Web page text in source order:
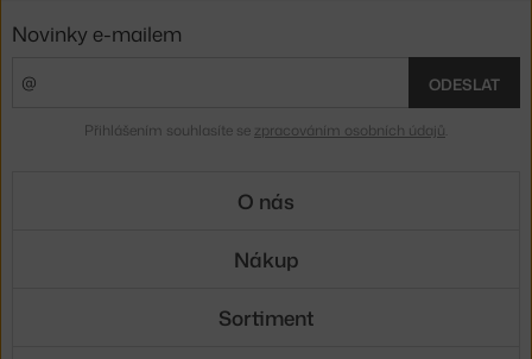
Novinky e-mailem
ODESLAT
Přihlášením souhlasíte se zpracováním osobních údajů
O nás
Nákup
Sortiment